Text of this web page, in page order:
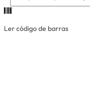
Ler código de barras